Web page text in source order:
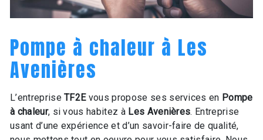
Pompe à chaleur à Les
Avenières
L’entrepriseTF2Evous propose ses services en Pompe
à chaleur, si vous habitez à Les Avenières. Entreprise
usant d’une expérience et d’un savoir-faire de qualité,